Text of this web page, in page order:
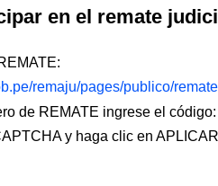
en el remate
remaju/pages/publico/
de REMATE ingrese el código:
y haga clic en APLICAR